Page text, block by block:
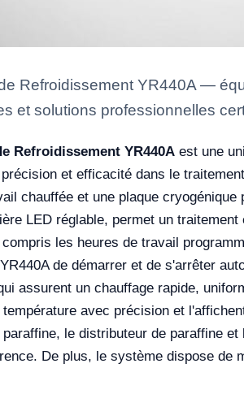
Refroidissement YR440A —
et solutions professionnelles
Refroidissement YR440A est une
et efficacité dans le
chauffée et une plaque
LED réglable, permet un
les heures de travail
de démarrer et de s'arrêter
assurent un chauffage rapide,
température avec précision et
le distributeur de paraffine
De plus, le système dispose de